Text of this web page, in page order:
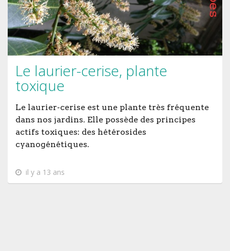
Le laurier-cerise, plante
toxique
Le laurier-cerise est une plante très fréquente
dans nos jardins. Elle possède des principes
actifs toxiques: des hétérosides
cyanogénétiques.
il y a 13 ans